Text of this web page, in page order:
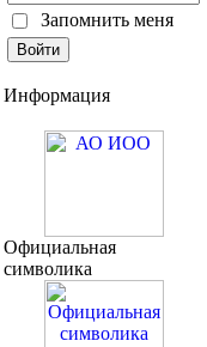
Запомнить меня
Информация
Официальная
символика